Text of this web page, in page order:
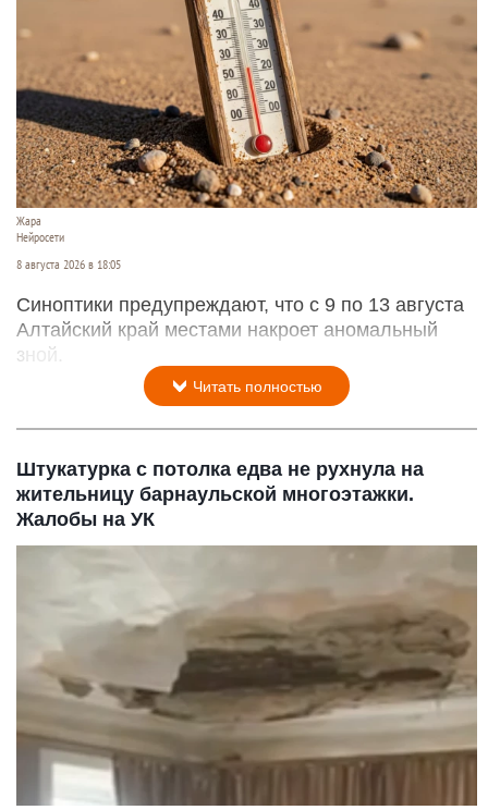
Жара
Нейросети
8 августа 2026 в 18:05
Синоптики предупреждают, что с 9 по 13 августа
Алтайский край местами накроет аномальный
зной.
Читать полностью
Штукатурка с потолка едва не рухнула на
жительницу барнаульской многоэтажки.
Жалобы на УК